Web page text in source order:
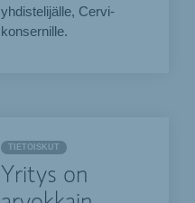
yhdistelijälle, Cervi-
konsernille.
TIETOISKUT
Yritys on